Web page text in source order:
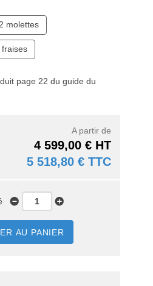
molettes
page 22 du guide du
A partir de
4 599,00 € HT
5 518,80 € TTC
AU PANIER